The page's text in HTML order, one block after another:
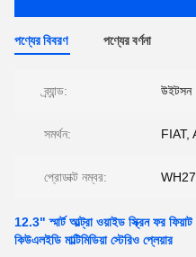
পণ্যের বিবরণ পণ্যের বর্ণনা
ব্র্যান্ড: উইটসন
সমর্থন: FIAT,
প্রোডাক্ট নম্বর:
12.3" স্মার্ট আল্ট্রা ওয়াইড স্ক্রিন ফর
কিউএলইডি মাল্টিমিডিয়া স্টেরিও প্লেয়ার